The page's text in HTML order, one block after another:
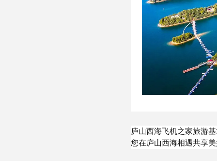
庐山西海飞机之家旅游
您在庐山西海相遇共享